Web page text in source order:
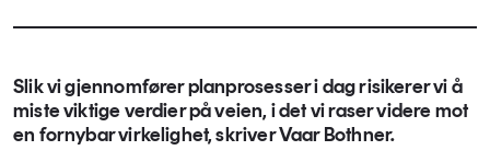
Slik vi gjennomfører planprosesser i dag risikerer vi å
miste viktige verdier på veien, i det vi raser videre mot
en fornybar virkelighet, skriver Vaar Bothner.